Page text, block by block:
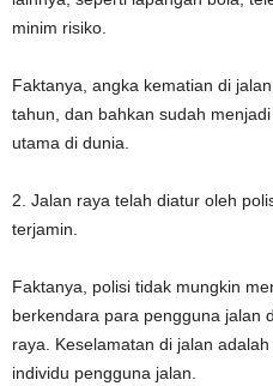
minim risiko.
Faktanya, angka kematian di
tahun, dan bahkan sudah
utama di dunia.
2. Jalan raya telah diatur oleh
terjamin.
Faktanya, polisi tidak mungkin
berkendara para pengguna jalan
raya. Keselamatan di jalan
individu pengguna jalan.